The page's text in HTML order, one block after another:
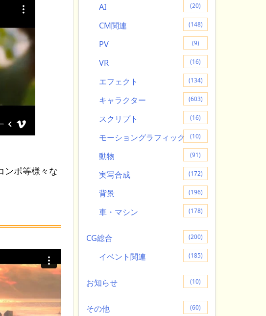
ンポ等様々な
AI (20)
CM関連 (148)
PV (9)
VR (16)
エフェクト (134)
キャラクター (603)
スクリプト (16)
モーショングラフィック (10)
動物 (91)
実写合成 (172)
背景 (196)
車・マシン (178)
CG総合 (200)
イベント関連 (185)
お知らせ (10)
その他 (60)